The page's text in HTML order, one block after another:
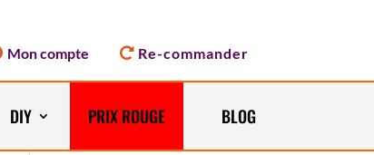
Mon compte Re-commander
DIY PRIX ROUGE BLOG